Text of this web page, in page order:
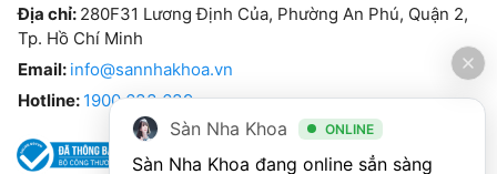
Địa chỉ: 280F31 Lương Định Của, Phường An Phú, Quận 2,
Tp. Hồ Chí Minh
Email: info@sannhakhoa.vn
Hotline: 1900 633 639
Sàn Nha Khoa ONLINE
Sàn Nha Khoa đang online sẳn sàng